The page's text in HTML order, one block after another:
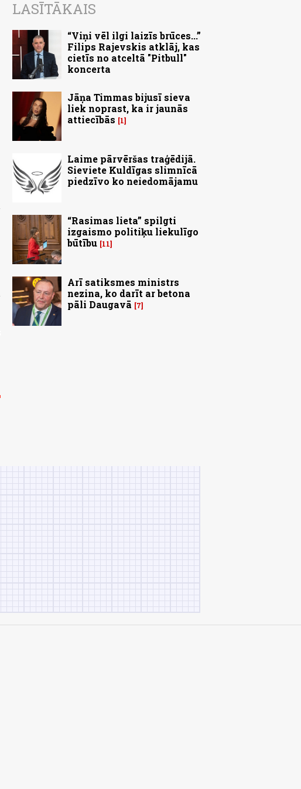
LASĪTĀKAIS
“Viņi vēl ilgi laizīs brūces...”
Filips Rajevskis atklāj, kas
cietīs no atceltā "Pitbull"
koncerta
Jāņa Timmas bijusī sieva
liek noprast, ka ir jaunās
attiecībās
1
Laime pārvēršas traģēdijā.
Sieviete Kuldīgas slimnīcā
piedzīvo ko neiedomājamu
“Rasimas lieta” spilgti
izgaismo politiķu liekulīgo
būtību 11
Arī satiksmes ministrs
nezina, ko darīt ar betona
pāli Daugavā
7